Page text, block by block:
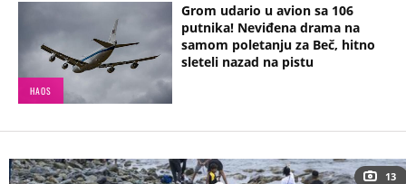
HAOS
Grom udario u avion sa 106
putnika! Neviđena drama na
samom poletanju za Beč, hitno
sleteli nazad na pistu
13